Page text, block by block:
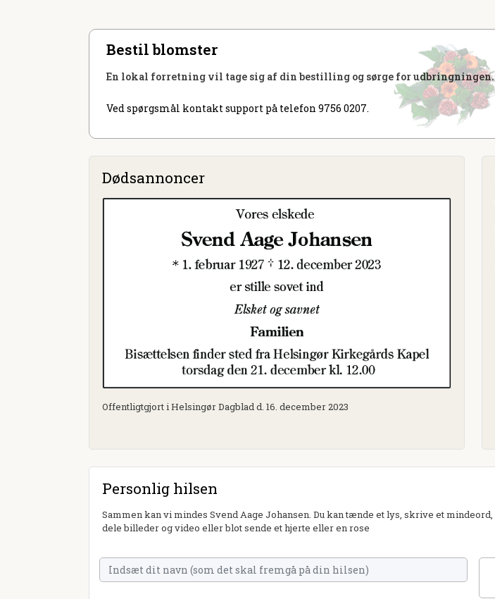
Bestil blomster
En lokal forretning vil tage sig af din bestilling og sørge for udbringningen.
Ved spørgsmål kontakt support på telefon 9756 0207.
Dødsannoncer
Offentligtgjort i Helsingør Dagblad d. 16. december 2023
Personlig hilsen
Sammen kan vi mindes Svend Aage Johansen. Du kan tænde et lys, skrive et mindeord,
dele billeder og video eller blot sende et hjerte eller en rose